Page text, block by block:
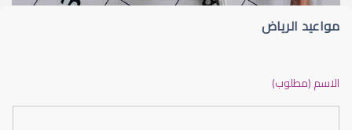
مواعيد الرياض
الاسم (مطلوب)